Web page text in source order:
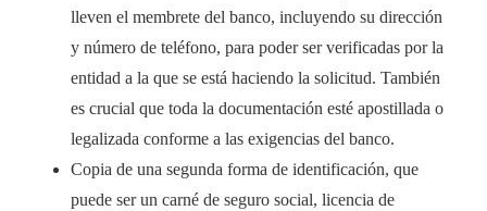
lleven el membrete del banco, incluyendo su dirección
y número de teléfono, para poder ser verificadas por la
entidad a la que se está haciendo la solicitud. También
es crucial que toda la documentación esté apostillada o
legalizada conforme a las exigencias del banco.
Copia de una segunda forma de identificación, que
puede ser un carné de seguro social, licencia de